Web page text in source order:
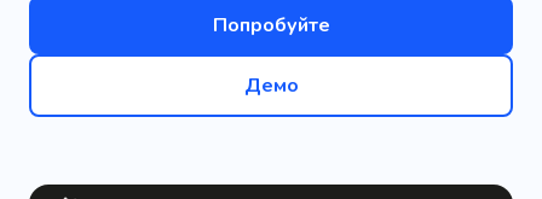
Попробуйте
Демо